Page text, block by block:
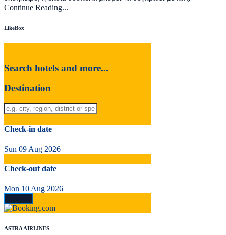
Continue Reading...
LikeBox
Search hotels and more...
Destination
Check-in date
Sun 09 Aug 2026
Check-out date
Mon 10 Aug 2026
ASTRA AIRLINES